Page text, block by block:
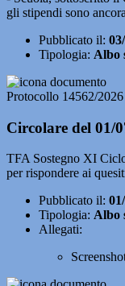
gli stipendi sono
Pubblicato il:
Tipologia: Albo
Protocollo 14562/
Circolare del 01/
TFA Sostegno XI
per rispondere ai
Pubblicato il:
Tipologia: Albo
Allegati: